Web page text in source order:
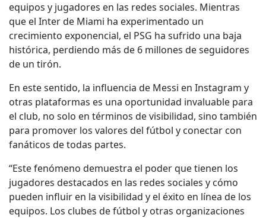
equipos y jugadores en las redes sociales. Mientras
que el Inter de Miami ha experimentado un
crecimiento exponencial, el PSG ha sufrido una baja
histórica, perdiendo más de 6 millones de seguidores
de un tirón.
En este sentido, la influencia de Messi en Instagram y
otras plataformas es una oportunidad invaluable para
el club, no solo en términos de visibilidad, sino también
para promover los valores del fútbol y conectar con
fanáticos de todas partes.
“Este fenómeno demuestra el poder que tienen los
jugadores destacados en las redes sociales y cómo
pueden influir en la visibilidad y el éxito en línea de los
equipos. Los clubes de fútbol y otras organizaciones